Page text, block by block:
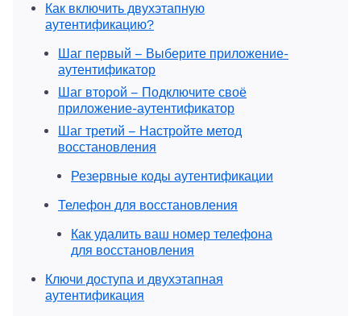
Как включить двухэтапную
аутентификацию?
Шаг первый – Выберите приложение-
аутентификатор
Шаг второй – Подключите своё
приложение-аутентификатор
Шаг третий – Настройте метод
восстановления
Резервные коды аутентификации
Телефон для восстановления
Как удалить ваш номер телефона
для восстановления
Ключи доступа и двухэтапная
аутентификация